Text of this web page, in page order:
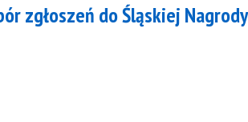
zgłoszeń do Śląskiej Nagrody